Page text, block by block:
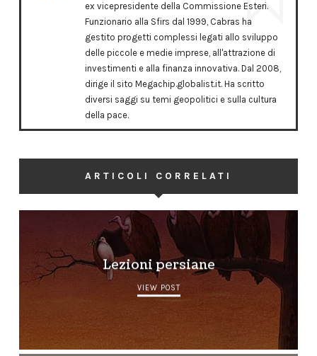
ex vicepresidente della Commissione Esteri.
Funzionario alla Sfirs dal 1999, Cabras ha
gestito progetti complessi legati allo sviluppo
delle piccole e medie imprese, all'attrazione di
investimenti e alla finanza innovativa. Dal 2008,
dirige il sito Megachip.globalist.it. Ha scritto
diversi saggi su temi geopolitici e sulla cultura
della pace.
ARTICOLI CORRELATI
Lezioni persiane
VIEW POST